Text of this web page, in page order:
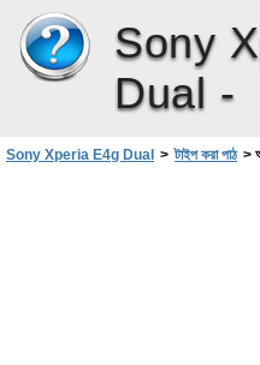
Sony
Dual -
Sony Xperia E4g Dual > টাইপ করা পাঠ >